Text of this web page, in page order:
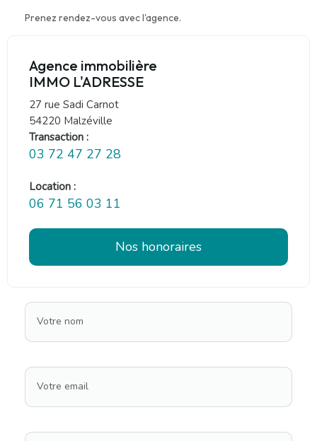
Prenez rendez-vous avec l'agence.
Agence immobilière
IMMO L'ADRESSE
27 rue Sadi Carnot
54220 Malzéville
Transaction :
03 72 47 27 28
Location :
06 71 56 03 11
Nos honoraires
Votre nom
Votre email